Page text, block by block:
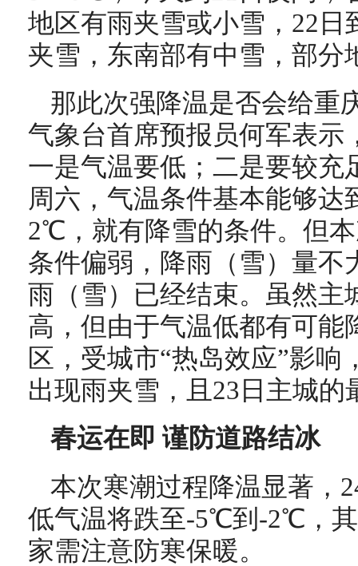
地区有雨夹雪或小雪，22日
夹雪，东南部有中雪，部分
那此次强降温是否会给重
气象台首席预报员何军表示
一是气温要低；二是要较充
周六，气温条件基本能够
2℃，就有降雪的条件。但
条件偏弱，降雨（雪）量不
雨（雪）已经结束。虽然主
高，但由于气温低都有可能
区，受城市“热岛效应”影
出现雨夹雪，且23日主城
春运在即 谨防道路结冰
本次寒潮过程降温显著，
低气温将跌至-5℃到-2℃，
家需注意防寒保暖。